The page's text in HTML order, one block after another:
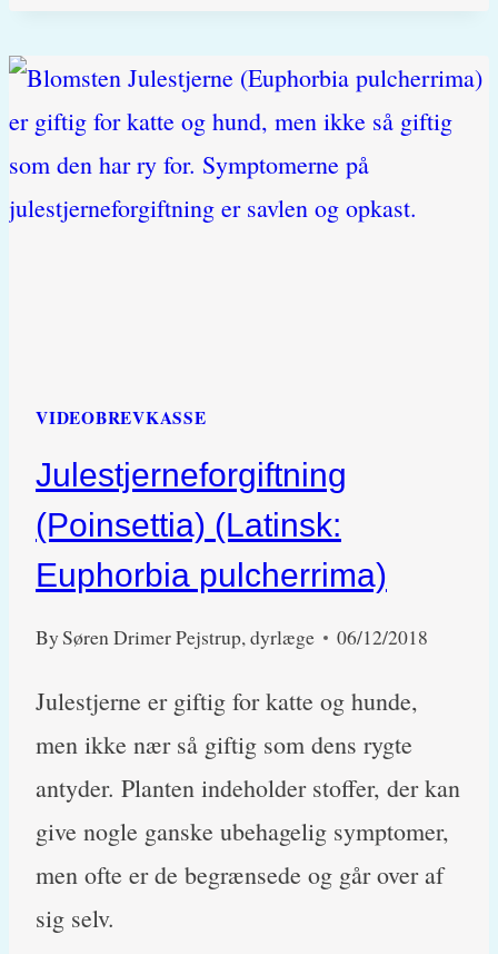
GIFTIG
FOR
HUNDE?
VIDEOBREVKASSE
Julestjerneforgiftning
(Poinsettia) (Latinsk:
Euphorbia pulcherrima)
BySøren Drimer Pejstrup, dyrlæge 06/12/2018
Julestjerne er giftig for katte og hunde,
men ikke nær så giftig som dens rygte
antyder. Planten indeholder stoffer, der kan
give nogle ganske ubehagelig symptomer,
men ofte er de begrænsede og går over af
sig selv.